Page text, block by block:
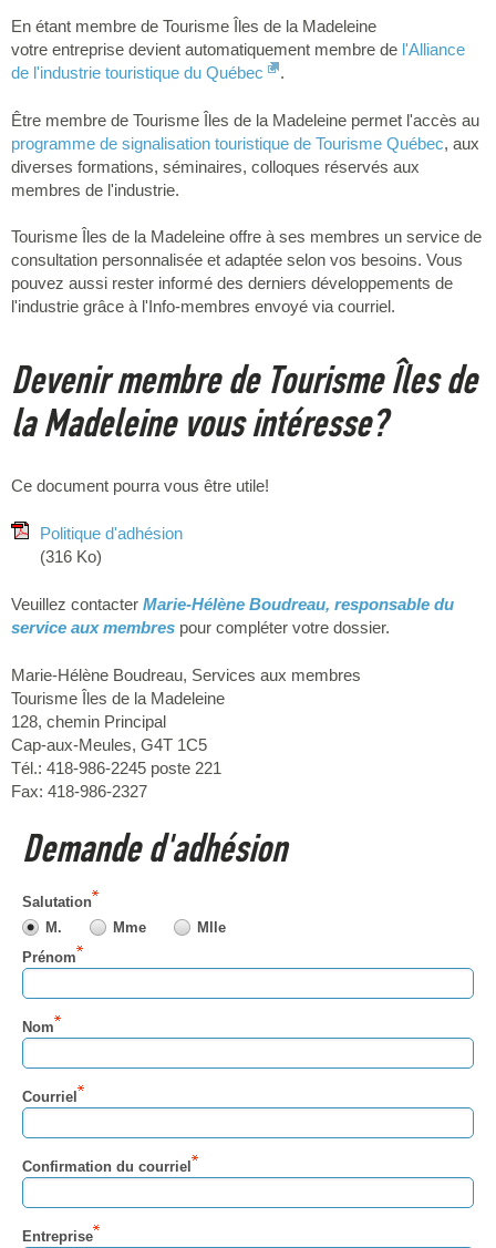
En étant membre de Tourisme Îles de la Madeleine
votre entreprise devient automatiquement membre de l'Alliance
de l'industrie touristique du Québec
.
Être membre de Tourisme Îles de la Madeleine permet l'accès au
programme de signalisation touristique de Tourisme Québec, aux
diverses formations, séminaires, colloques réservés aux
membres de l'industrie.
Tourisme Îles de la Madeleine offre à ses membres un service de
consultation personnalisée et adaptée selon vos besoins. Vous
pouvez aussi rester informé des derniers développements de
l'industrie grâce à l'Info-membres envoyé via courriel.
Devenir membre de Tourisme Îles de
la Madeleine vous intéresse?
Ce document pourra vous être utile!
Politique d'adhésion
(316 Ko)
Veuillez contacter Marie-Hélène Boudreau, responsable du
service aux membres pour compléter votre dossier.
Marie-Hélène Boudreau, Services aux membres
Tourisme Îles de la Madeleine
128, chemin Principal
Cap-aux-Meules, G4T 1C5
Tél.: 418-986-2245 poste 221
Fax: 418-986-2327
Demande d'adhésion
Salutation
M.
Mme
Mlle
Prénom
Nom
Courriel
Confirmation du courriel
Entreprise